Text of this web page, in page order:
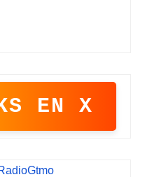
EN X